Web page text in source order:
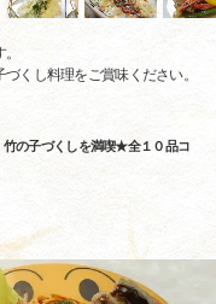
くし料理をご賞味ください。
竹の子づくしを満喫★全１０品コ